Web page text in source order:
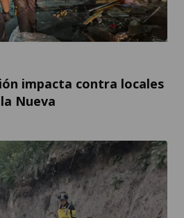
impacta contra locales
Nueva